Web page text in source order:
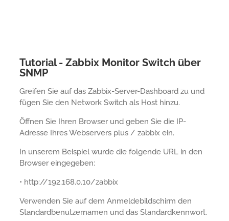
Tutorial - Zabbix Monitor Switch über
SNMP
Greifen Sie auf das Zabbix-Server-Dashboard zu und
fügen Sie den Network Switch als Host hinzu.
Öffnen Sie Ihren Browser und geben Sie die IP-
Adresse Ihres Webservers plus / zabbix ein.
In unserem Beispiel wurde die folgende URL in den
Browser eingegeben:
• http://192.168.0.10/zabbix
Verwenden Sie auf dem Anmeldebildschirm den
Standardbenutzernamen und das Standardkennwort.